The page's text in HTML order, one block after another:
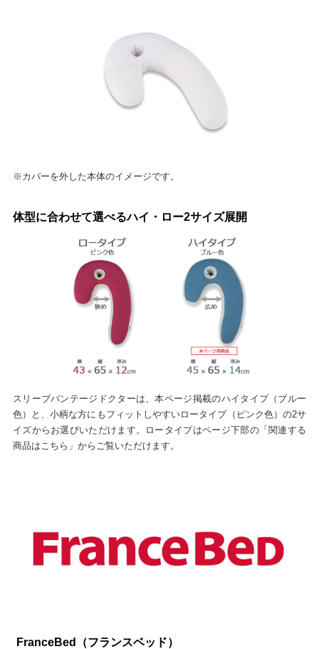
※カバーを外した本体のイメージです。
体型に合わせて選べるハイ・ロー2サイズ展開
スリーブバンテージドクターは、本ページ掲載のハイタイプ（ブルー
色）と、小柄な方にもフィットしやすいロータイプ（ピンク色）の2サ
イズからお選びいただけます。ロータイプはページ下部の「関連する
商品はこちら」からご覧いただけます。
FranceBed（フランスベッド）